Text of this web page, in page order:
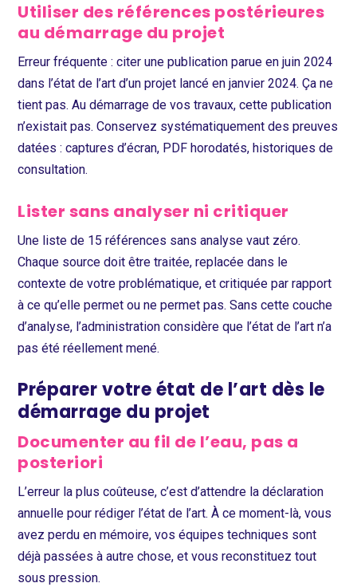
Utiliser des références postérieures
au démarrage du projet
Erreur fréquente : citer une publication parue en juin 2024
dans l’état de l’art d’un projet lancé en janvier 2024. Ça ne
tient pas. Au démarrage de vos travaux, cette publication
n’existait pas. Conservez systématiquement des preuves
datées : captures d’écran, PDF horodatés, historiques de
consultation.
Lister sans analyser ni critiquer
Une liste de 15 références sans analyse vaut zéro.
Chaque source doit être traitée, replacée dans le
contexte de votre problématique, et critiquée par rapport
à ce qu’elle permet ou ne permet pas. Sans cette couche
d’analyse, l’administration considère que l’état de l’art n’a
pas été réellement mené.
Préparer votre état de l’art dès le
démarrage du projet
Documenter au fil de l’eau, pas a
posteriori
L’erreur la plus coûteuse, c’est d’attendre la déclaration
annuelle pour rédiger l’état de l’art. À ce moment-là, vous
avez perdu en mémoire, vos équipes techniques sont
déjà passées à autre chose, et vous reconstituez tout
sous pression.